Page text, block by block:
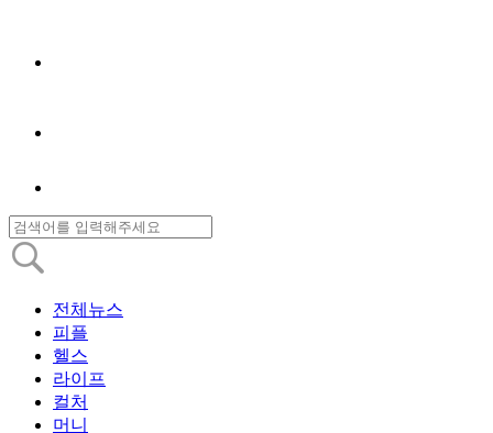
전체뉴스
피플
헬스
라이프
컬처
머니